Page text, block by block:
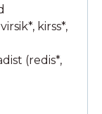
kirss*,
(redis*,